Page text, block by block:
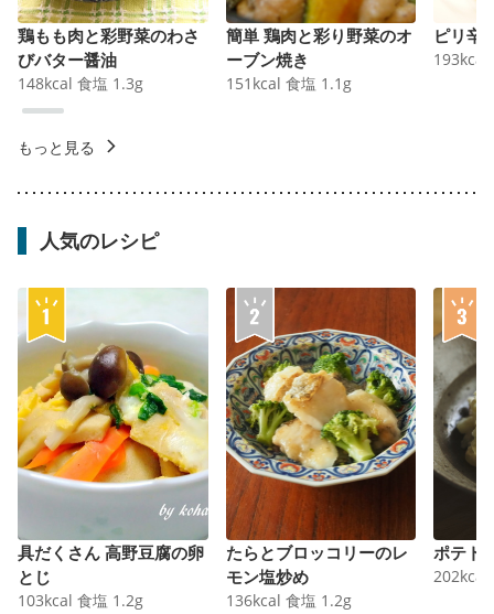
鶏もも肉と彩野菜のわさ
びバター醤油
148kcal 食塩 1.3g
簡単 鶏肉と彩り野菜のオ
ーブン焼き
151 kcal 食塩 1.1 g
ピリ辛
193kcal
もっと見る
人気のレシピ
具だくさん 高野豆腐の卵
とじ
103kcal 食塩 1.2g
たらとブロッコリーのレ
モン塩炒め
136kcal 食塩 1.2g
ポテト
202kcal